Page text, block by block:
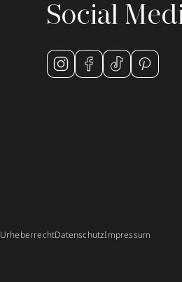
Social
UrheberrechtDatenschutzImpressum